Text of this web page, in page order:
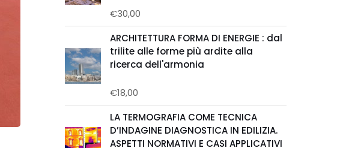
Valutato
5
€30,00
ARCHITETTURA FORMA DI ENERGIE : dal
trilite alle forme più ardite alla
ricerca dell'armonia
Valutato
5
€18,00
LA TERMOGRAFIA COME TECNICA
D’INDAGINE DIAGNOSTICA IN EDILIZIA.
ASPETTI NORMATIVI E CASI APPLICATIVI